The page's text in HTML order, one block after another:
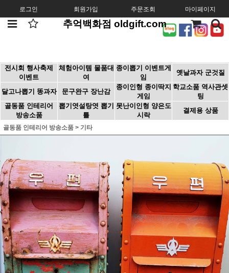
로그인 회원가입 주문조회 마이페이지
추억백화점 oldgift.com
전시회 행사축제
이벤트
체험아이템 물품대
여
종이뽑기 이벤트게
임
옛날과자 군것질
달고나뽑기 똥과자 문구완구 장난감
종이인형 종이딱지
게임
학교소품 역사관셋
팅
골동품 인테리어
방송소품
뽑기엿설탕엿 뽑기
틀
못난이인형 양은도
시락
결제용 상품
골동품 인테리어 방송소품 > 기타